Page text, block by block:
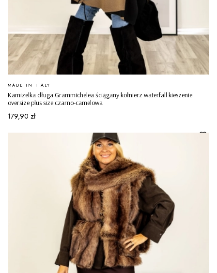
Kamizelka długa Grammichelea ściągany kołnierz waterfall kieszenie
oversize plus size czarno-camelowa
PRODUCENT
MADE IN ITALY
Cena
179,90 zł